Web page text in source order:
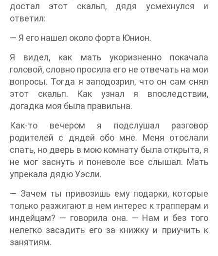
достал этот скальп, дядя усмехнулся и
ответил:
— Я его нашел около форта Юнион.
Я видел, как мать укоризненно покачала
головой, словно просила его не отвечать на мои
вопросы. Тогда я заподозрил, что он сам снял
этот скальп. Как узнал я впоследствии,
догадка моя была правильна.
Как-то вечером я подслушал разговор
родителей с дядей обо мне. Меня отослали
спать, но дверь в мою комнату была открыта, я
не мог заснуть и поневоле все слышал. Мать
упрекала дядю Уэсли.
— Зачем ты привозишь ему подарки, которые
только разжигают в нем интерес к трапперам и
индейцам? — говорила она. — Нам и без того
нелегко засадить его за книжку и приучить к
занятиям.